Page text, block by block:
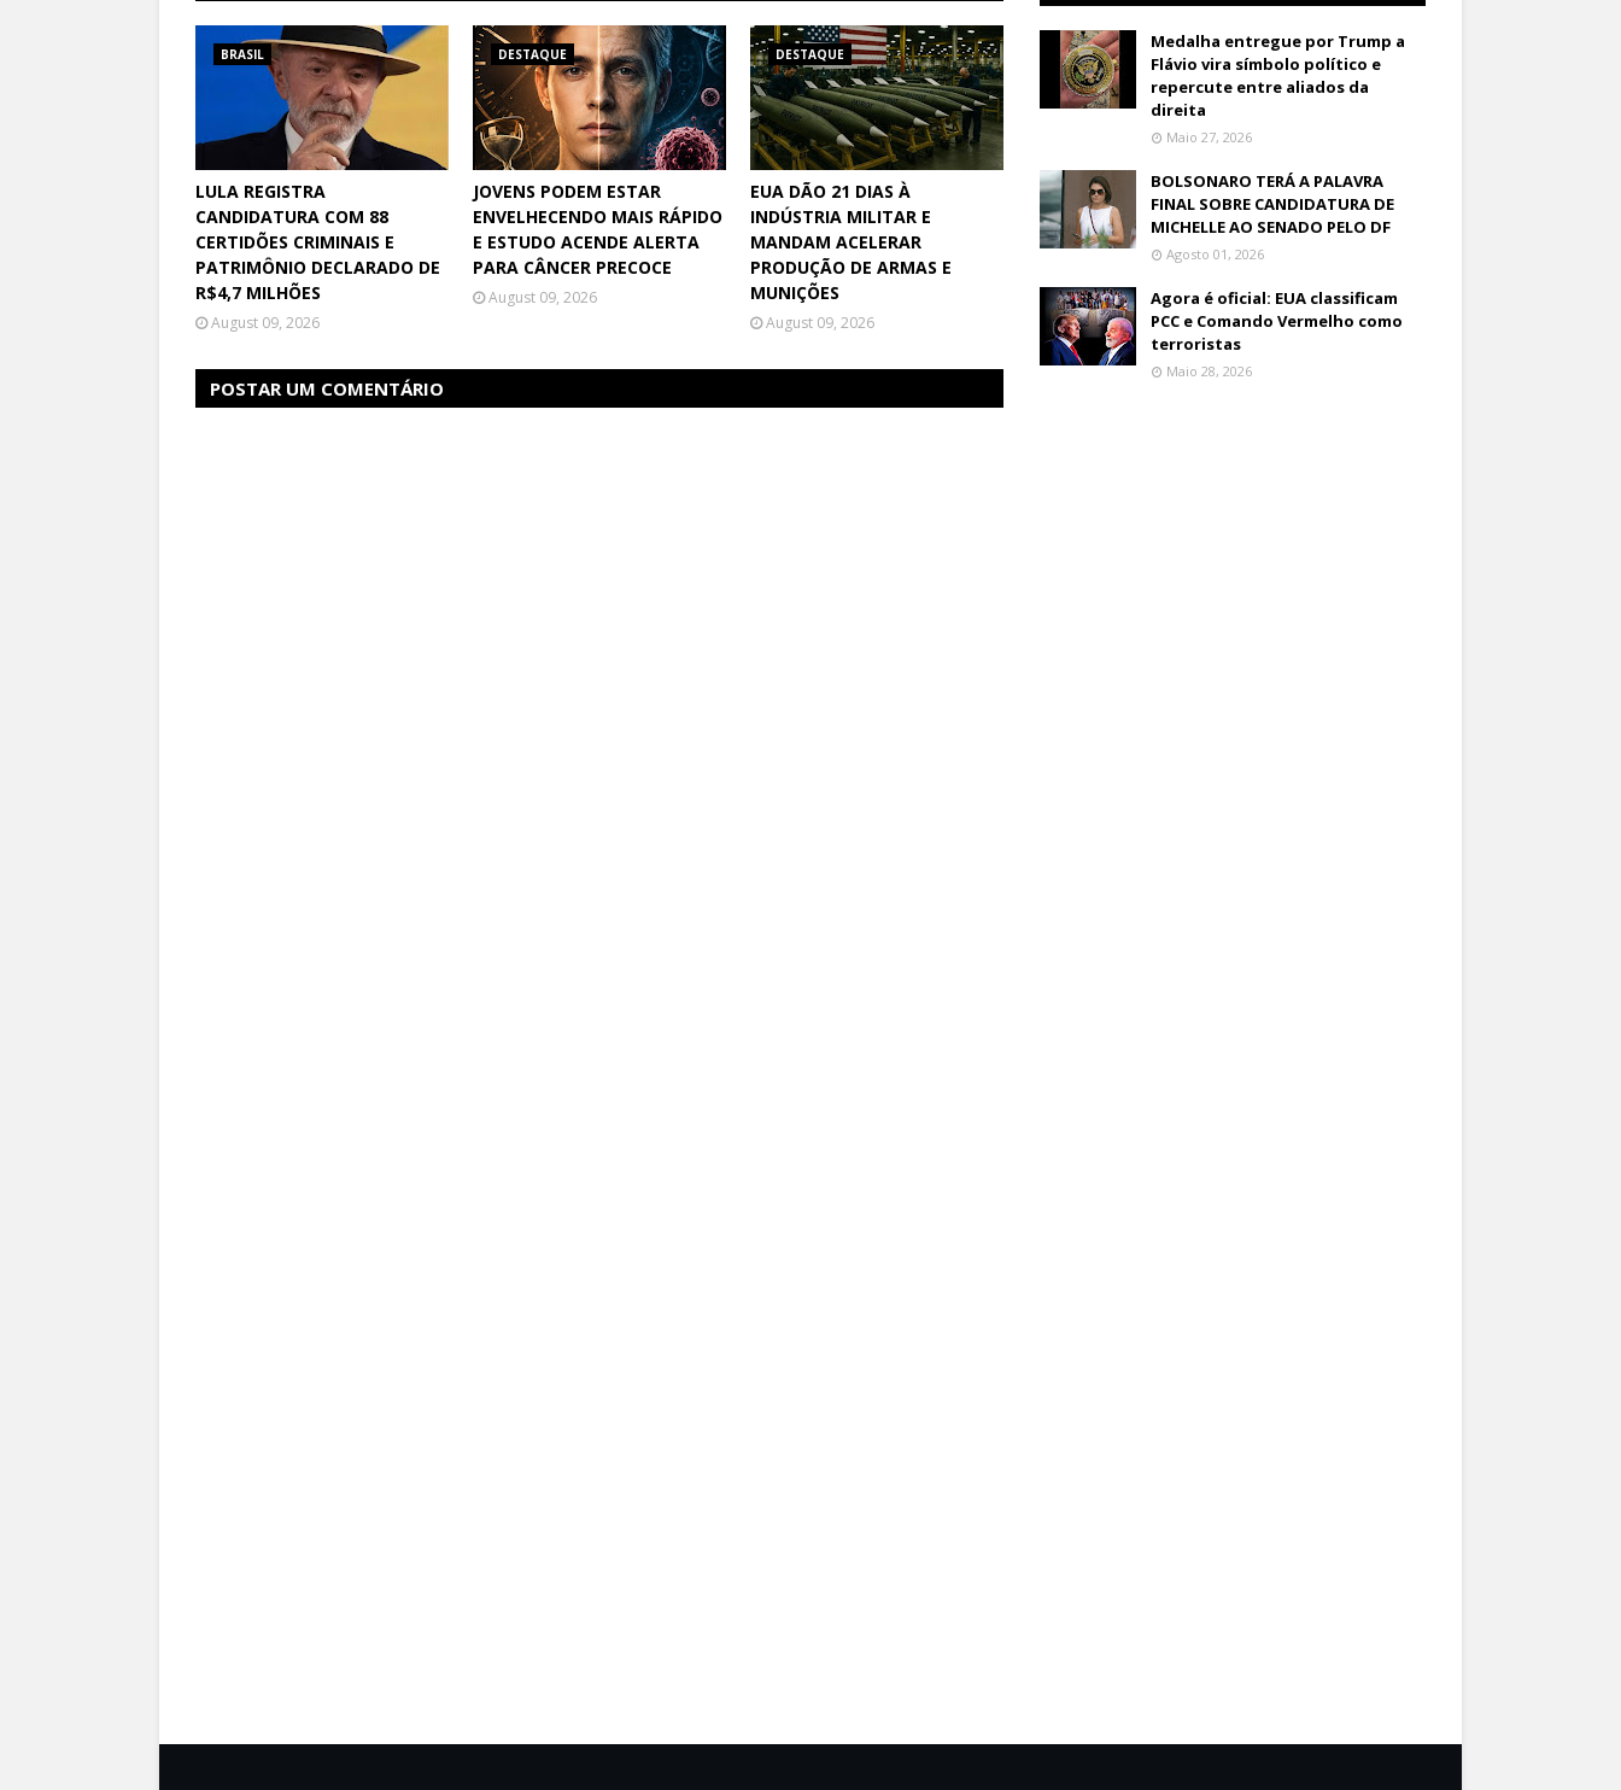
BRASIL
LULA REGISTRA
CANDIDATURA COM 88
CERTIDÕES CRIMINAIS E
PATRIMÔNIO DECLARADO DE
R$4,7 MILHÕES
August 09, 2026
DESTAQUE
JOVENS PODEM ESTAR
ENVELHECENDO MAIS RÁPIDO
E ESTUDO ACENDE ALERTA
PARA CÂNCER PRECOCE
August 09, 2026
DESTAQUE
EUA DÃO 21 DIAS À
INDÚSTRIA MILITAR E
MANDAM ACELERAR
PRODUÇÃO DE ARMAS E
MUNIÇÕES
August 09, 2026
POSTAR UM COMENTÁRIO
Medalha entregue por Trump a
Flávio vira símbolo político e
repercute entre aliados da
direita
Maio 27, 2026
BOLSONARO TERÁ A PALAVRA
FINAL SOBRE CANDIDATURA DE
MICHELLE AO SENADO PELO DF
Agosto 01, 2026
Agora é oficial: EUA classificam
PCC e Comando Vermelho como
terroristas
Maio 28, 2026